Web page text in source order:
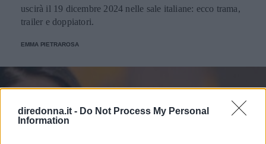
diredonna.it - Do Not Process My Personal
Information
uscirà il 19 dicembre 2024 nelle sale italiane: ecco trama,
trailer e doppiatori.
EMMA PIETRAROSA